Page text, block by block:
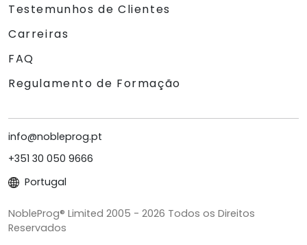
Testemunhos de Clientes
Carreiras
FAQ
Regulamento de Formação
info@nobleprog.pt
+351 30 050 9666
Portugal
NobleProg® Limited 2005 - 2026 Todos os Direitos
Reservados